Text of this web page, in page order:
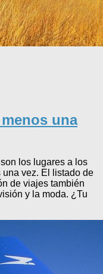
una
los lugares a los
vez. El listado de
de viajes también
y la moda. ¿Tu